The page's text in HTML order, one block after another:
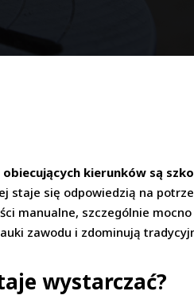
kierunków są
staje się odpowiedzią na
manualne, szczególnie
zawodu i zdominują
wystarczać?